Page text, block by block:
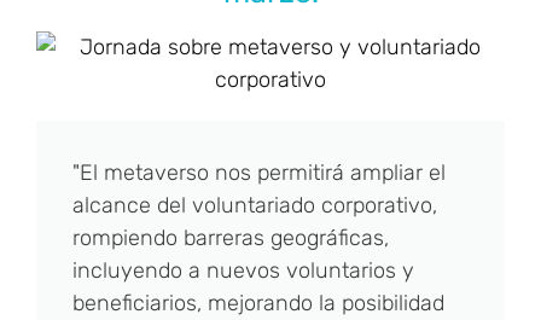
"El metaverso nos permitirá ampliar el
alcance del voluntariado corporativo,
rompiendo barreras geográficas,
incluyendo a nuevos voluntarios y
beneficiarios, mejorando la posibilidad